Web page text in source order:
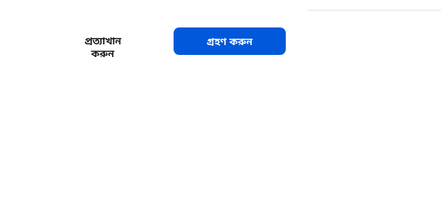
শেয়ার করুন
প্রত্যাখান
করুন
গ্রহণ করুন